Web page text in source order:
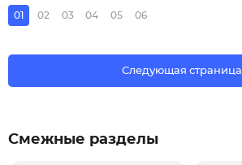
01 02 03 04 05 06
Следующая страница
Смежные разделы